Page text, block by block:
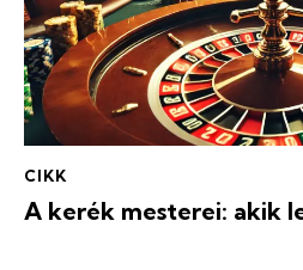
CIKK
A kerék mesterei: akik